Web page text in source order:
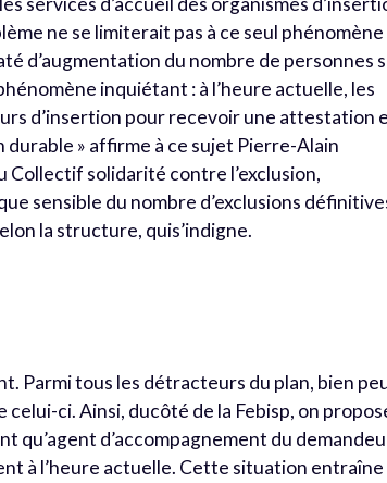
ne se limiterait pas à ce seul phénomène
d’augmentation du nombre de personnes
inquiétant : à l’heure actuelle, les
d’insertion pour recevoir une attestation
durable » affirme à ce sujet Pierre-Alain
Collectif solidarité contre l’exclusion,
sensible du nombre d’exclusions
la structure, quis’indigne.
Parmi tous les détracteurs du plan, bien
ci. Ainsi, ducôté de la Febisp, on
qu’agent d’accompagnement du
à l’heure actuelle. Cette situation entraîne